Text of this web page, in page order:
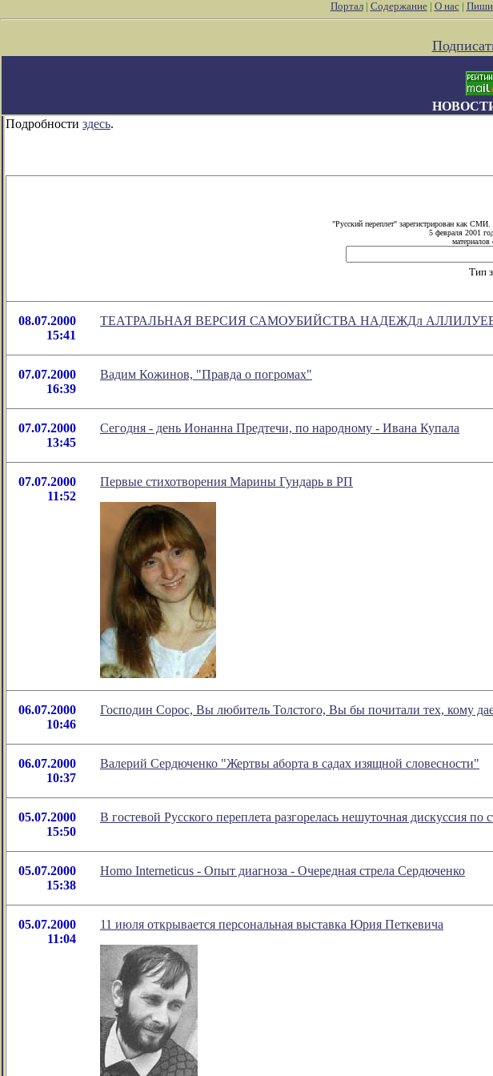
Портал| Содержание| О нас|
Подробности здесь.
"Русский переплет" зарегистрирован как СМИ.
5 февраля 2001
материалов
Тип
08.07.2000
15:41
ТЕАТРАЛЬНАЯ ВЕРСИЯ САМОУБИЙСТВА НАДЕЖДл
07.07.2000
16:39
Вадим Кожинов, "Правда о погромах"
07.07.2000
13:45
Сегодня - день Ионанна Предтечи, по народному - Ивана Купала
07.07.2000
11:52
Первые стихотворения Марины Гундарь в РП
06.07.2000
10:46
Господин Сорос, Вы любитель Толстого, Вы бы почитали тех, кому
06.07.2000
10:37
Валерий Сердюченко "Жертвы аборта в садах изящной словесности"
05.07.2000
15:50
В гостевой Русского переплета разгорелась нешуточная дискуссия по
05.07.2000
15:38
Homo Interneticus - Опыт диагноза - Очередная стрела Сердюченко
05.07.2000
11:04
11 июля открывается персональная выставка Юрия Петкевича